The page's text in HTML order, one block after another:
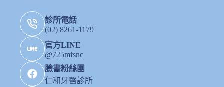
診所電話
(02) 8261-1179
官方LINE
@725mfsnc
臉書粉絲團
仁和牙醫診所